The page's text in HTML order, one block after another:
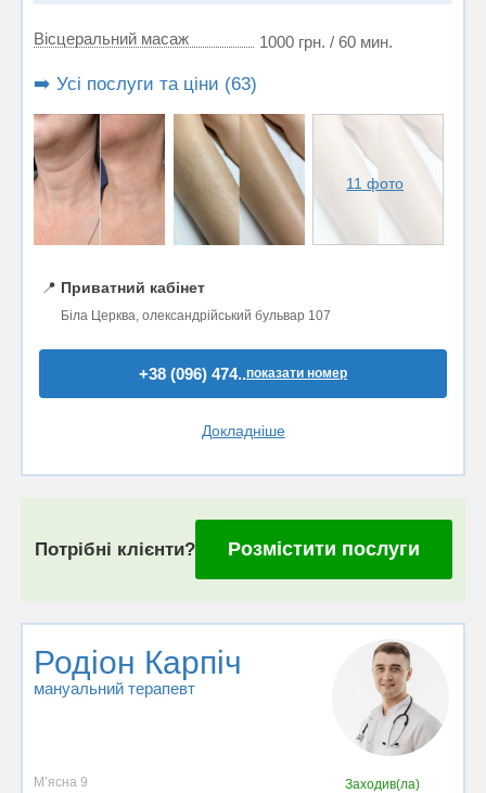
Вісцеральний масаж 1000 грн. / 60 мин.
➡️ Усі послуги та ціни (63)
11 фото
📍 Приватний кабінет
Біла Церква, олександрійський бульвар 107
+38 (096) 474..показати номер
Докладніше
Потрібні клієнти? Розмістити послуги
Родіон Карпіч
мануальний терапевт
Мʼясна 9
Заходив(ла)